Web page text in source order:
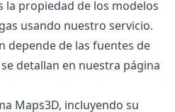
la propiedad de los modelos
usando nuestro servicio.
depende de las fuentes de
detallan en nuestra página
Maps3D, incluyendo su